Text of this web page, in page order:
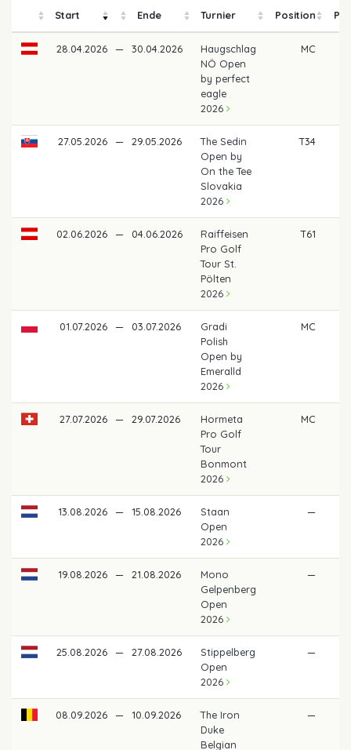
Start Ende Turnier Position
28.04.2026 — 30.04.2026
Haugschlag
NÖ Open
by perfect
eagle
2026
MC
27.05.2026 — 29.05.2026
The Sedin
Open by
On the Tee
Slovakia
2026
T34
02.06.2026 — 04.06.2026
Raiffeisen
Pro Golf
Tour St.
Pölten
2026
T61
01.07.2026 — 03.07.2026
Gradi
Polish
Open by
Emeralld
2026
MC
27.07.2026 — 29.07.2026
Hormeta
Pro Golf
Tour
Bonmont
2026
MC
13.08.2026 — 15.08.2026
Staan
Open
2026
—
19.08.2026 — 21.08.2026
Mono
Gelpenberg
Open
2026
—
25.08.2026 — 27.08.2026
Stippelberg
Open
2026
—
08.09.2026 — 10.09.2026
The Iron
Duke
Belgian
—